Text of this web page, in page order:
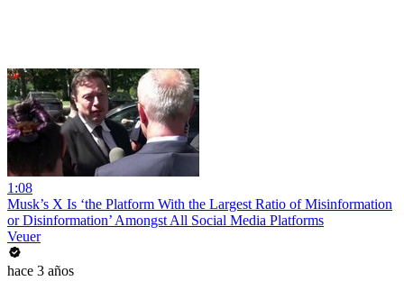
1:08
Musk’s X Is ‘the Platform With the Largest Ratio of Misinformation
or Disinformation’ Amongst All Social Media Platforms
Veuer
hace 3 años